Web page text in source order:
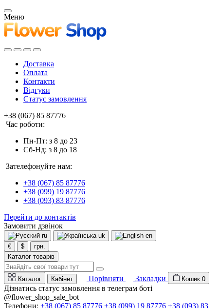
Меню
Доставка
Оплата
Контакти
Відгуки
Статус замовлення
+38 (067) 85 87776
Час роботи:
Пн-Пт: з 8 до 23
Сб-Нд: з 8 до 18
Зателефонуйте нам:
+38 (067) 85 87776
+38 (099) 19 87776
+38 (093) 83 87776
Перейти до контактів
Замовити дзвінок
ru uk
en
€
$
грн.
Каталог товарів
Каталог Кабінет Порівняти Закладки Кошик 0
Дізнатись статус замовлення в телеграм боті
@flower_shop_sale_bot
Телефони: +38 (067) 85 87776 +38 (099) 19 87776 +38 (093) 83